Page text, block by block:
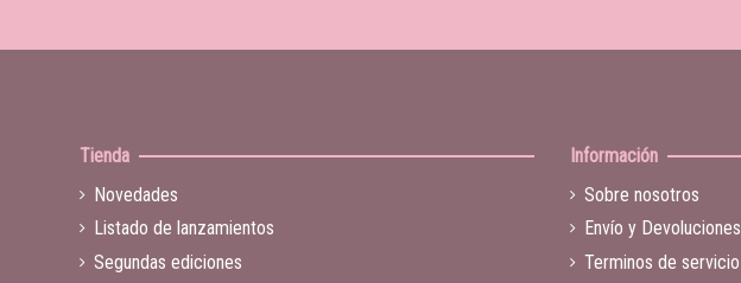
Tienda
Novedades
Listado de lanzamientos
Segundas ediciones
Información
Sobre nosotros
Envío y Devoluciones
Terminos de servicio